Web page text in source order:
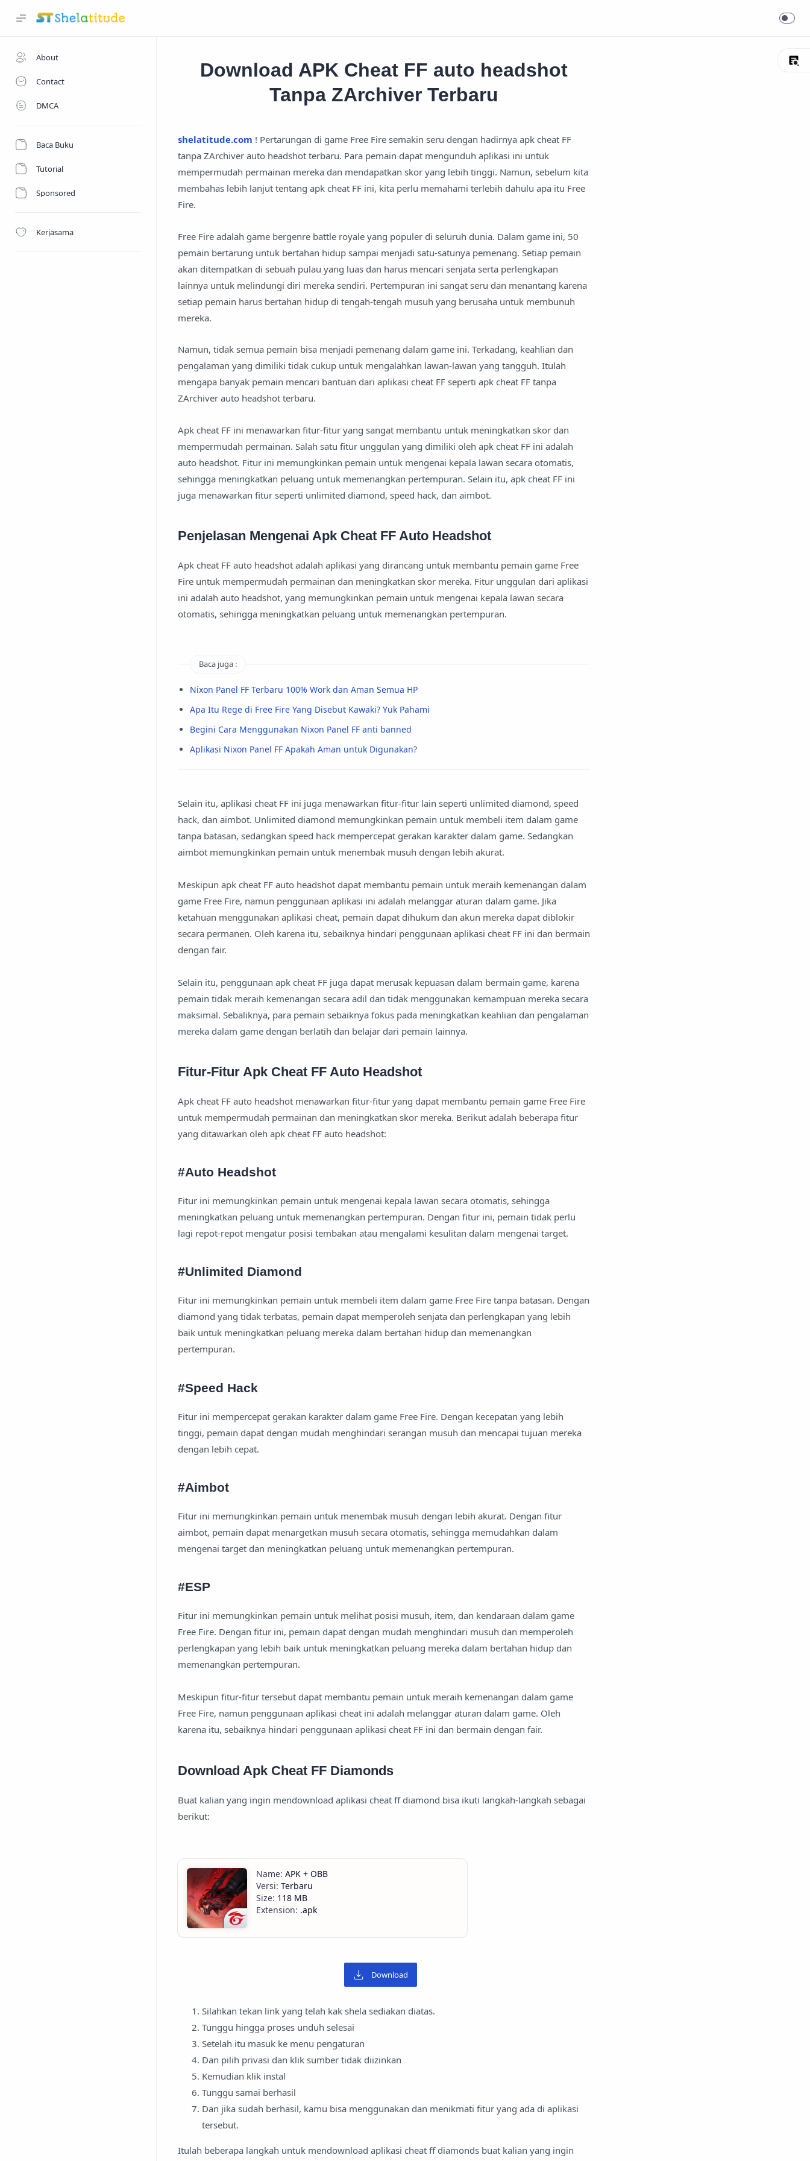
About
Contact
DMCA
Baca Buku
Tutorial
Sponsored
Kerjasama
Download APK Cheat FF auto headshot
Tanpa ZArchiver Terbaru
shelatitude.com ! Pertarungan di game Free Fire semakin seru dengan hadirnya apk cheat FF
tanpa ZArchiver auto headshot terbaru. Para pemain dapat mengunduh aplikasi ini untuk
mempermudah permainan mereka dan mendapatkan skor yang lebih tinggi. Namun, sebelum kita
membahas lebih lanjut tentang apk cheat FF ini, kita perlu memahami terlebih dahulu apa itu Free
Fire.
Free Fire adalah game bergenre battle royale yang populer di seluruh dunia. Dalam game ini, 50
pemain bertarung untuk bertahan hidup sampai menjadi satu-satunya pemenang. Setiap pemain
akan ditempatkan di sebuah pulau yang luas dan harus mencari senjata serta perlengkapan
lainnya untuk melindungi diri mereka sendiri. Pertempuran ini sangat seru dan menantang karena
setiap pemain harus bertahan hidup di tengah-tengah musuh yang berusaha untuk membunuh
mereka.
Namun, tidak semua pemain bisa menjadi pemenang dalam game ini. Terkadang, keahlian dan
pengalaman yang dimiliki tidak cukup untuk mengalahkan lawan-lawan yang tangguh. Itulah
mengapa banyak pemain mencari bantuan dari aplikasi cheat FF seperti apk cheat FF tanpa
ZArchiver auto headshot terbaru.
Apk cheat FF ini menawarkan fitur-fitur yang sangat membantu untuk meningkatkan skor dan
mempermudah permainan. Salah satu fitur unggulan yang dimiliki oleh apk cheat FF ini adalah
auto headshot. Fitur ini memungkinkan pemain untuk mengenai kepala lawan secara otomatis,
sehingga meningkatkan peluang untuk memenangkan pertempuran. Selain itu, apk cheat FF ini
juga menawarkan fitur seperti unlimited diamond, speed hack, dan aimbot.
Penjelasan Mengenai Apk Cheat FF Auto Headshot
Apk cheat FF auto headshot adalah aplikasi yang dirancang untuk membantu pemain game Free
Fire untuk mempermudah permainan dan meningkatkan skor mereka. Fitur unggulan dari aplikasi
ini adalah auto headshot, yang memungkinkan pemain untuk mengenai kepala lawan secara
otomatis, sehingga meningkatkan peluang untuk memenangkan pertempuran.
Baca juga :
Nixon Panel FF Terbaru 100% Work dan Aman Semua HP
Apa Itu Rege di Free Fire Yang Disebut Kawaki? Yuk Pahami
Begini Cara Menggunakan Nixon Panel FF anti banned
Aplikasi Nixon Panel FF Apakah Aman untuk Digunakan?
Selain itu, aplikasi cheat FF ini juga menawarkan fitur-fitur lain seperti unlimited diamond, speed
hack, dan aimbot. Unlimited diamond memungkinkan pemain untuk membeli item dalam game
tanpa batasan, sedangkan speed hack mempercepat gerakan karakter dalam game. Sedangkan
aimbot memungkinkan pemain untuk menembak musuh dengan lebih akurat.
Meskipun apk cheat FF auto headshot dapat membantu pemain untuk meraih kemenangan dalam
game Free Fire, namun penggunaan aplikasi ini adalah melanggar aturan dalam game. Jika
ketahuan menggunakan aplikasi cheat, pemain dapat dihukum dan akun mereka dapat diblokir
secara permanen. Oleh karena itu, sebaiknya hindari penggunaan aplikasi cheat FF ini dan bermain
dengan fair.
Selain itu, penggunaan apk cheat FF juga dapat merusak kepuasan dalam bermain game, karena
pemain tidak meraih kemenangan secara adil dan tidak menggunakan kemampuan mereka secara
maksimal. Sebaliknya, para pemain sebaiknya fokus pada meningkatkan keahlian dan pengalaman
mereka dalam game dengan berlatih dan belajar dari pemain lainnya.
Fitur-Fitur Apk Cheat FF Auto Headshot
Apk cheat FF auto headshot menawarkan fitur-fitur yang dapat membantu pemain game Free Fire
untuk mempermudah permainan dan meningkatkan skor mereka. Berikut adalah beberapa fitur
yang ditawarkan oleh apk cheat FF auto headshot:
#Auto Headshot
Fitur ini memungkinkan pemain untuk mengenai kepala lawan secara otomatis, sehingga
meningkatkan peluang untuk memenangkan pertempuran. Dengan fitur ini, pemain tidak perlu
lagi repot-repot mengatur posisi tembakan atau mengalami kesulitan dalam mengenai target.
#Unlimited Diamond
Fitur ini memungkinkan pemain untuk membeli item dalam game Free Fire tanpa batasan. Dengan
diamond yang tidak terbatas, pemain dapat memperoleh senjata dan perlengkapan yang lebih
baik untuk meningkatkan peluang mereka dalam bertahan hidup dan memenangkan
pertempuran.
#Speed Hack
Fitur ini mempercepat gerakan karakter dalam game Free Fire. Dengan kecepatan yang lebih
tinggi, pemain dapat dengan mudah menghindari serangan musuh dan mencapai tujuan mereka
dengan lebih cepat.
#Aimbot
Fitur ini memungkinkan pemain untuk menembak musuh dengan lebih akurat. Dengan fitur
aimbot, pemain dapat menargetkan musuh secara otomatis, sehingga memudahkan dalam
mengenai target dan meningkatkan peluang untuk memenangkan pertempuran.
#ESP
Fitur ini memungkinkan pemain untuk melihat posisi musuh, item, dan kendaraan dalam game
Free Fire. Dengan fitur ini, pemain dapat dengan mudah menghindari musuh dan memperoleh
perlengkapan yang lebih baik untuk meningkatkan peluang mereka dalam bertahan hidup dan
memenangkan pertempuran.
Meskipun fitur-fitur tersebut dapat membantu pemain untuk meraih kemenangan dalam game
Free Fire, namun penggunaan aplikasi cheat ini adalah melanggar aturan dalam game. Oleh
karena itu, sebaiknya hindari penggunaan aplikasi cheat FF ini dan bermain dengan fair.
Download Apk Cheat FF Diamonds
Buat kalian yang ingin mendownload aplikasi cheat ff diamond bisa ikuti langkah-langkah sebagai
berikut:
APK + OBB
Terbaru
118 MB
.apk
Download
Silahkan tekan link yang telah kak shela sediakan diatas.
Tunggu hingga proses unduh selesai
Setelah itu masuk ke menu pengaturan
Dan pilih privasi dan klik sumber tidak diizinkan
Kemudian klik instal
Tunggu samai berhasil
Dan jika sudah berhasil, kamu bisa menggunakan dan menikmati fitur yang ada di aplikasi
tersebut.
Itulah beberapa langkah untuk mendownload aplikasi cheat ff diamonds buat kalian yang ingin